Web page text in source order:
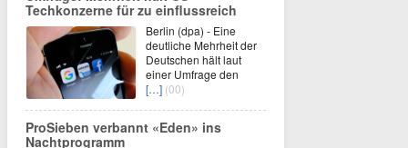
Techkonzerne für zu einflussreich
Berlin (dpa) - Eine
deutliche Mehrheit der
Deutschen hält laut
einer Umfrage den
[…] (00)
ProSieben verbannt «Eden» ins
Nachtprogramm